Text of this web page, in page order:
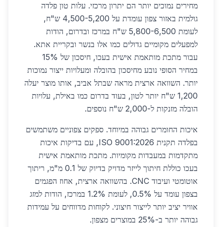
מחירים נמוכים יותר הם יתרון מרכזי. עלות טון פלדה
גולמית באזור צפון עומדת על 4,500-5,200 ש"ח,
לעומת 5,800-6,500 ש"ח במרכז ובדרום, הודות
למפעלים מקומיים גדולים כמו אלו בנשר ובקריית אתא.
עבור מתכת מותאמת אישית בעכו, חיסכון של 15%
במחיר הסופי נובע מחיסכון בהובלה ומעלויות ייצור נמוכות
יותר. השוואה ארצית מראה שבתל אביב, אותו מוצר יעלה
1,200 ש"ח יותר לטון, בעוד בדרום כמו באילת, עלויות
הובלה מזנקות ל-2,000 ש"ח נוספים.
איכות החומרים גבוהה במיוחד. ספקים צפוניים משתמשים
בפלדה תקנית ISO 9001:2026, עם בדיקות איכות
מתקדמות במעבדות מקומיות. מתכת מותאמת אישית
בעכו כוללת חיתוך לייזר מדויק בדיוק של 0.1 מ"מ, ריתוך
אוטומטי ועיבוד CNC. בהשוואה ארצית, אחוז הפגמים
בצפון עומד על 0.5%, לעומת 1.2% במרכז, הודות למזג
אוויר יציב יותר לייצור חיצוני. לקוחות מדווחים על עמידות
גבוהה יותר ב-25% במוצרים מצפון.